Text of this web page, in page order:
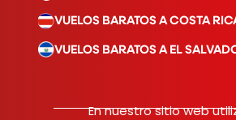
VUELOS BARATOS A COSTA
VUELOS BARATOS A EL
En nuestro sitio web